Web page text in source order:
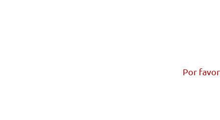
Por